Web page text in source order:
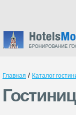
Главная / Каталог